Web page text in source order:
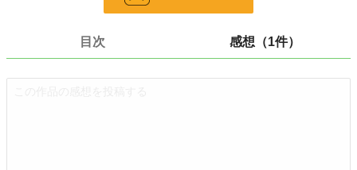
0 pt
文字数 17,655
目次 感想（1件）